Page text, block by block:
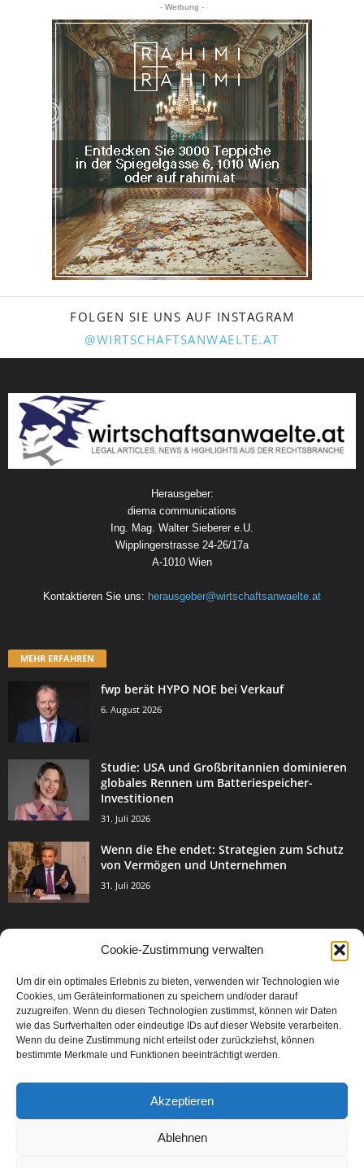
Cookie-Zustimmung verwalten
Um dir ein optimales Erlebnis zu bieten, verwenden wir Technologien wie
Cookies, um Geräteinformationen zu speichern und/oder darauf
zuzugreifen. Wenn du diesen Technologien zustimmst, können wir Daten
wie das Surfverhalten oder eindeutige IDs auf dieser Website verarbeiten.
Wenn du deine Zustimmung nicht erteilst oder zurückziehst, können
bestimmte Merkmale und Funktionen beeinträchtigt werden.
Akzeptieren
Ablehnen
- Werbung -
FOLGEN SIE UNS AUF INSTAGRAM
@WIRTSCHAFTSANWAELTE.AT
Herausgeber:
diema communications
Ing. Mag. Walter Sieberer e.U.
Wipplingerstrasse 24-26/17a
A-1010 Wien
Kontaktieren Sie uns: herausgeber@wirtschaftsanwaelte.at
MEHR ERFAHREN
fwp berät HYPO NOE bei Verkauf
6. August 2026
Studie: USA und Großbritannien dominieren
globales Rennen um Batteriespeicher-
Investitionen
31. Juli 2026
Wenn die Ehe endet: Strategien zum Schutz
von Vermögen und Unternehmen
31. Juli 2026
Events & Success 3003
Breaking News 2067
Aktuelles
Featured Article
Karriere 567